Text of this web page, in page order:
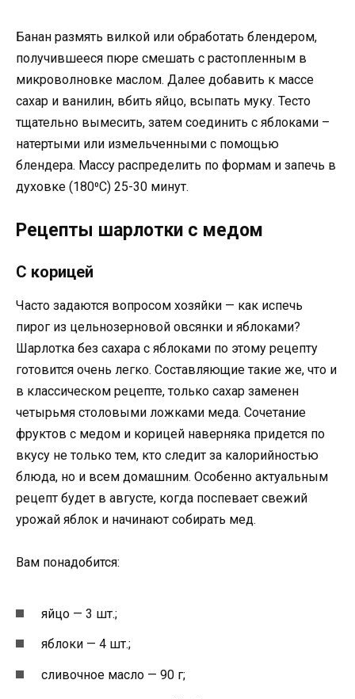
Банан размять вилкой или обработать блендером,
получившееся пюре смешать с растопленным в
микроволновке маслом. Далее добавить к массе
сахар и ванилин, вбить яйцо, всыпать муку. Тесто
тщательно вымесить, затем соединить с яблоками –
натертыми или измельченными с помощью
блендера. Массу распределить по формам и запечь в
духовке (180⁰C) 25-30 минут.
Рецепты шарлотки с медом
С корицей
Часто задаются вопросом хозяйки — как испечь
пирог из цельнозерновой овсянки и яблоками?
Шарлотка без сахара с яблоками по этому рецепту
готовится очень легко. Составляющие такие же, что и
в классическом рецепте, только сахар заменен
четырьмя столовыми ложками меда. Сочетание
фруктов с медом и корицей наверняка придется по
вкусу не только тем, кто следит за калорийностью
блюда, но и всем домашним. Особенно актуальным
рецепт будет в августе, когда поспевает свежий
урожай яблок и начинают собирать мед.
Вам понадобится:
яйцо — 3 шт.;
яблоки — 4 шт.;
сливочное масло — 90 г;